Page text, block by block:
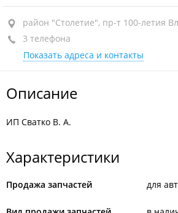
район "Столетие", пр-т 100-летия
3 телефона
Показать адреса и контакты
Описание
ИП Сватко В. А.
Характеристики
Продажа запчастей для